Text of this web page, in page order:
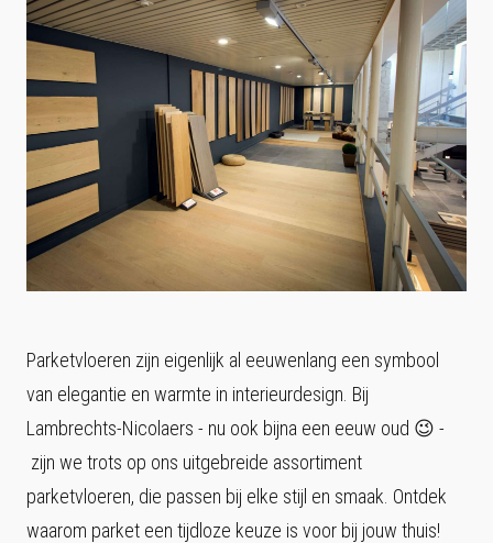
Parketvloeren zijn eigenlijk al eeuwenlang een symbool
van elegantie en warmte in interieurdesign. Bij
Lambrechts-Nicolaers - nu ook bijna een eeuw oud 😉 -
zijn we trots op ons uitgebreide assortiment
parketvloeren, die passen bij elke stijl en smaak. Ontdek
waarom parket een tijdloze keuze is voor bij jouw thuis!